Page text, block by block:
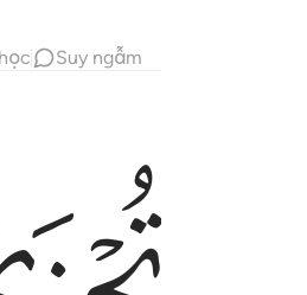
Suy ngẫm